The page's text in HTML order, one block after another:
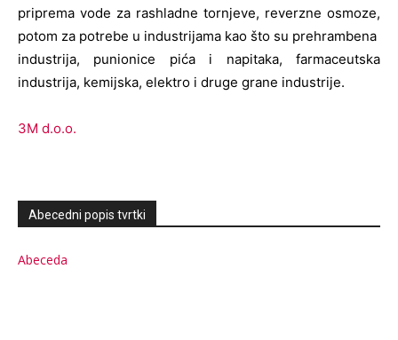
priprema vode za rashladne tornjeve, reverzne osmoze,
potom za potrebe u industrijama kao što su prehrambena
industrija, punionice pića i napitaka, farmaceutska
industrija, kemijska, elektro i druge grane industrije.
3M d.o.o.
Abecedni popis tvrtki
Abeceda